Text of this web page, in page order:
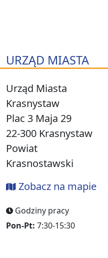
URZĄD MIASTA
Urząd Miasta
Krasnystaw
Plac 3 Maja 29
22-300 Krasnystaw
Powiat
Krasnostawski
Zobacz na mapie
Godziny pracy
Pon-Pt: 7:30-15:30